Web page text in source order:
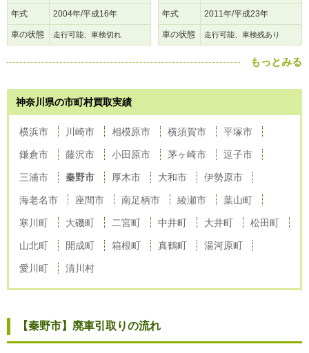
年式 2004年/平成16年
車の状態 走行可能、車検切れ
年式 2011年/平成23年
車の状態 走行可能、車検残あり
もっとみる
神奈川県の市町村買取実績
横浜市 川崎市 相模原市 横須賀市 平塚市
鎌倉市 藤沢市 小田原市 茅ヶ崎市 逗子市
三浦市 秦野市 厚木市 大和市 伊勢原市
海老名市 座間市 南足柄市 綾瀬市 葉山町
寒川町 大磯町 二宮町 中井町 大井町 松田町
山北町 開成町 箱根町 真鶴町 湯河原町
愛川町 清川村
【秦野市】廃車引取りの流れ